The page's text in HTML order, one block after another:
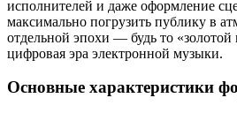
исполнителей и даже оформление
максимально погрузить публику в
отдельной эпохи — будь то «золотой
цифровая эра электронной музыки.
Основные характеристики